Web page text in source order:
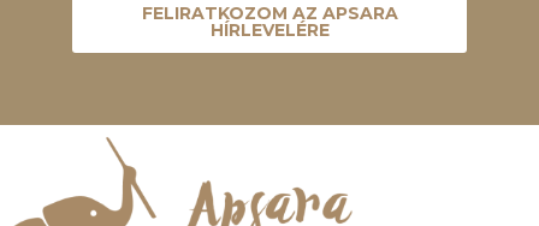
FELIRATKOZOM AZ APSARA
HÍRLEVELÉRE